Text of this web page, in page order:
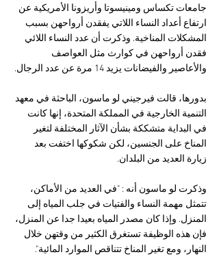
جامعات تكساس ومينيسوتا وأريزونا الأمريكية عن
ارتفاع أعداد النساء اللاتي يفقدن أرواحهن بسبب
المشكلات المناخية. وذكرت أن عدد النساء اللائي
فقدن أرواحهن في كوارث مثل العواصف
والأعاصير والفيضانات يزيد 14 مرة عن عدد الرجال.
بدورها، قالت فيرجيني لو ماسون، الباحثة في معهد
التنمية الخارجية في المملكة المتحدة، إنها كانت
في البداية متشككة بشأن الآثار المختلفة لتغير
المناخ على الجنسين، لكن شكوكها اختفت بعد
زيارة العديد من البلدان.
وذكرت لو ماسون أنه : "في العديد من الأماكن،
تتمثل مهمة النساء والفتيات في جلب المياه إلى
المنزل. وإذا كان مصدر المياه بعيدا جدا عن المنزل،
فإن هذه الوظيفة تستغرق الكثير من وقتهن خلال
النهار، ومع تغير المناخ تتناقص الموارد المائية".